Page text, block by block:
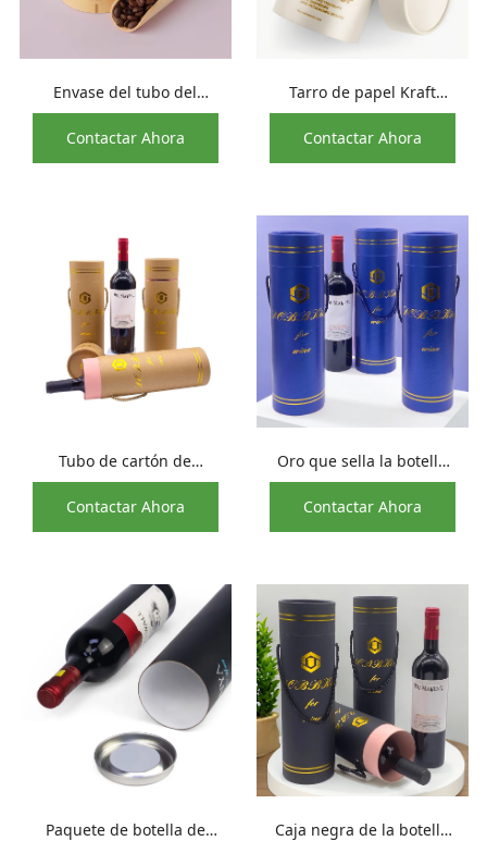
Envase del tubo del
papel del cilindro de
Kraft de la impresión de
serigrafía para el té del
Contactar Ahora
Tarro de papel Kraft
vacío, cartón redondo,
caja de contenedor de
sellado para té y café
Contactar Ahora
Tubo de cartón de
botella de bebida de
whisky de papel Kraft
cilíndrico personalizado
redondo
Contactar Ahora
Oro que sella la botella
de vino de la forma
redonda de la caja del
cilindro que empaqueta
Contactar Ahora
Paquete de botella de
Caja negra de la botella